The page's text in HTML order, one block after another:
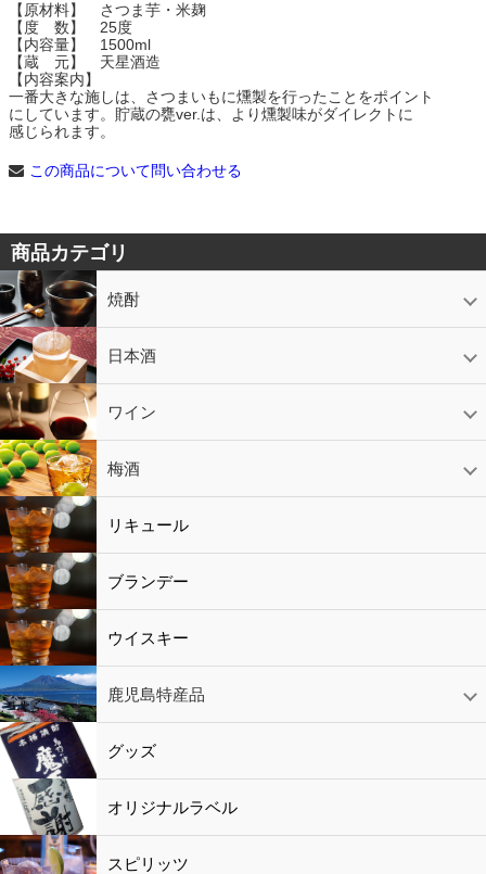
【原材料】 さつま芋・米麹
【度 数】 25度
【内容量】 1500ml
【蔵 元】 天星酒造
【内容案内】
一番大きな施しは、さつまいもに燻製を行ったことをポイント
にしています。貯蔵の甕ver.は、より燻製味がダイレクトに
感じられます。
この商品について問い合わせる
商品カテゴリ
焼酎
芋焼酎
かめ壷入り焼酎
黒糖焼酎
米焼酎
麦焼酎
そば焼酎
泡盛
とうもろこし焼酎
ギフトコーナー
セットコーナー
益々繁盛
鹿児島限定 日本酒
日本酒
スパークリング
ギフト ワイン
赤ワイン
白ワイン
ロゼワイン
スパークリング
シャンパン 梅酒
梅酒
シャンパン
リキュール リキュール
ブランデー
ウイスキー
鹿児島特産品
黒酢・酢
水
鹿児島特産品
おつまみ グッズ
オリジナルラベル
スピリッツ